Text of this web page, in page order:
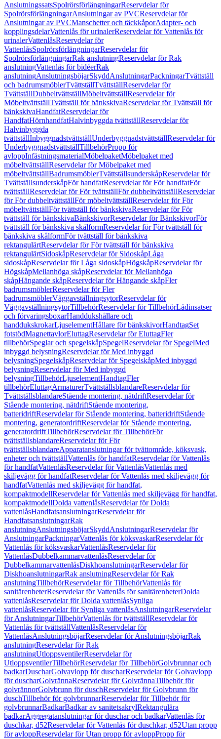
AnslutningssatsSpolrörsförlängningarReservdelar för
SpolrörsförlängningarAnslutningar av PVCReservdelar för
Anslutningar av PVCManschetter och täckkåporAdapter- och
kopplingsdelarVattenlås för urinalerReservdelar för Vattenlås för
urinalerVattenlåsReservdelar för
VattenlåsSpolrörsförlängningarReservdelar för
SpolrörsförlängningarRak anslutningReservdelar för Rak
anslutningVattenlås för bidéerRak
anslutningAnslutningsböjarSkyddAnslutningarPackningarTvättställ
och badrumsmöblerTvättställTvättställReservdelar för
TvättställDubbeltvättställMöbeltvättställReservdelar för
MöbeltvättställTvättställ för bänkskivaReservdelar för Tvättställ för
bänkskivaHandfatReservdelar för
HandfatHörnhandfatHalvinbyggda tvättställReservdelar för
Halvinbyggda
tvättställInbyggnadstvättställUnderbyggnadstvättställReservdelar för
UnderbyggnadstvättställTillbehörPropp för
avloppInfästningsmaterialMöbelpaketMöbelpaket med
möbeltvättställReservdelar för Möbelpaket med
möbeltvättställBadrumsmöblerTvättställsunderskåpReservdelar för
TvättställsunderskåpFör handfatReservdelar för För handfatFör
tvättställReservdelar för För tvättställFör dubbeltvättställReservdelar
för För dubbeltvättställFör möbeltvättställReservdelar för För
möbeltvättställFör tvättställ för bänkskivaReservdelar för För
tvättställ för bänkskivaBänkskivorReservdelar för BänkskivorFör
tvättställ för bänkskiva skålformReservdelar för För tvättställ för
bänkskiva skålformFör tvättställ för bänkskiva
rektangulärtReservdelar för För tvättställ för bänkskiva
rektangulärtSidoskåpReservdelar för SidoskåpLåga
sidoskåpReservdelar för Låga sidoskåpHögskåpReservdelar för
HögskåpMellanhöga skåpReservdelar för Mellanhöga
skåpHängande skåpReservdelar för Hängande skåpFler
badrumsmöblerReservdelar för Fler
badrumsmöblerVäggavställningsytorReservdelar för
VäggavställningsytorTillbehörReservdelar för TillbehörLådinsatser
och förvaringsboxarHanddukshållare och
handdukskrokarLjuselementHållare för bänkskivorHandtagSet
fotstödMagnettavlorEluttagReservdelar för EluttagFler
tillbehörSpeglar och spegelskåpSpegelReservdelar för SpegelMed
inbyggd belysningReservdelar för Med inbyggd
belysningSpegelskåpReservdelar för SpegelskåpMed inbyggd
belysningReservdelar för Med inbyggd
belysningTillbehörLjuselementHandtagFler
tillbehörEluttagArmaturerTvättställsblandareReservdelar för
TvättställsblandareStående montering, nätdriftReservdelar för
Stående montering, nätdriftStående montering,
batteridriftReservdelar för Stående montering, batteridriftStående
montering, generatordriftReservdelar för Stående montering,
generatordriftTillbehörReservdelar för TillbehörFör
tvättställsblandareReservdelar för För
tvättställsblandareApparatanslutningar för tvättområde, köksvask,
enheter och tvättställVattenlås för handfatReservdelar för Vattenlås
för handfatVattenlåsReservdelar för VattenlåsVattenlås med
skiljevägg för handfatReservdelar för Vattenlås med skiljevägg för
handfatVattenlås med skiljevägg för handfat,
kompaktmodellReservdelar för Vattenlås med skiljevägg för handfat,
kompaktmodellDolda vattenlåsReservdelar för Dolda
vattenlåsHandfatsanslutningarReservdelar för
HandfatsanslutningarRak
anslutningAnslutningsböjarSkyddAnslutningarReservdelar för
AnslutningarPackningarVattenlås för köksvaskarReservdelar för
Vattenlås för köksvaskarVattenlåsReservdelar för
VattenlåsDubbelkammarvattenlåsReservdelar för
DubbelkammarvattenlåsDiskhoanslutningarReservdelar för
DiskhoanslutningarRak anslutningReservdelar för Rak
anslutningTillbehörReservdelar för TillbehörVattenlås för
sanitärenheterReservdelar för Vattenlås för sanitärenheterDolda
vattenlåsReservdelar för Dolda vattenlåsSynliga
vattenlåsReservdelar för Synliga vattenlåsAnslutningarReservdelar
för AnslutningarTillbehörVattenlås för tvättställReservdelar för
Vattenlås för tvättställVattenlåsReservdelar för
VattenlåsAnslutningsböjarReservdelar för AnslutningsböjarRak
anslutningReservdelar för Rak
anslutningUtloppsventilerReservdelar för
UtloppsventilerTillbehörReservdelar för TillbehörGolvbrunnar och
badkarDuscharGolvavlopp för duscharReservdelar för Golvavlopp
för duscharGolvrännaReservdelar för GolvrännaTillbehör för
golvrännorGolvbrunn för duschReservdelar för Golvbrunn för
duschTillbehör för golvbrunnarReservdelar för Tillbehör för
golvbrunnarBadkarBadkar av sanitetsakrylRektangulära
badkarAggregatanslutningar för duschar och badkarVattenlås för
duschkar, d52Reservdelar för Vattenlås för duschkar, d52Utan propp
för avloppReservdelar för Utan propp för avloppPropp för